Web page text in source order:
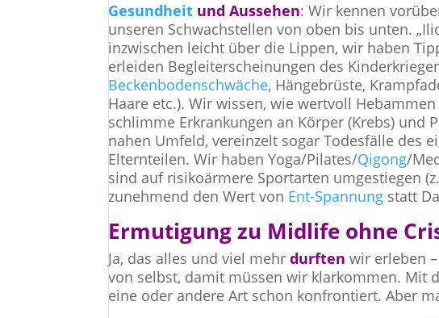
Gesundheit und Aussehen: Wir kennen
unseren Schwachstellen von oben bis unten.
inzwischen leicht über die Lippen, wir haben
erleiden Begleiterscheinungen des
Beckenbodenschwäche, Hängebrüste,
Haare etc.). Wir wissen, wie wertvoll
schlimme Erkrankungen an Körper (Krebs) und
nahen Umfeld, vereinzelt sogar Todesfälle des
Elternteilen. Wir haben Yoga/Pilates/Qigong/
sind auf risikoärmere Sportarten umgestiegen
zunehmend den Wert von Ent-Spannung statt
Ermutigung zu Midlife ohne
Ja, das alles und viel mehr durften wir erleben
von selbst, damit müssen wir klarkommen. Mit
eine oder andere Art schon konfrontiert. Aber